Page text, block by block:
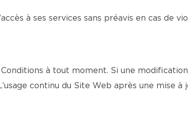
à ses services sans préavis en cas de
à tout moment. Si une
continu du Site Web après une mise